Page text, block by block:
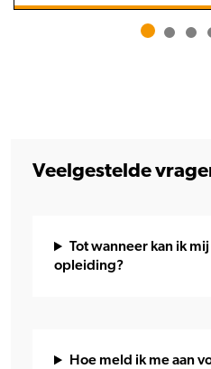
Veelgestelde
Tot wanneer kan ik
opleiding?
Hoe meld ik me aan